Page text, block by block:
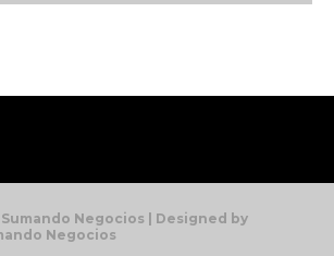
Negocios | Designed by
Negocios